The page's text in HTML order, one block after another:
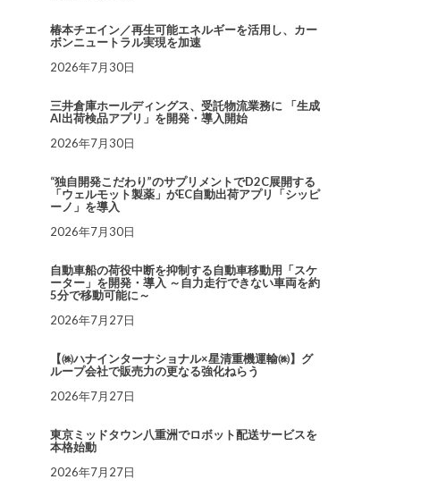
椿本チエイン／再生可能エネルギーを活用し、カー
ボンニュートラル実現を加速
2026年7月30日
三井倉庫ホールディングス、受託物流業務に 「生成
AI出荷検品アプリ」を開発・導入開始
2026年7月30日
“独自開発こだわり”のサプリメントでD2C展開する
「ウェルモット製薬」がEC自動出荷アプリ「シッピ
ーノ」を導入
2026年7月30日
自動車船の荷役中断を抑制する自動車移動用「スケ
ーター」を開発・導入 ～自力走行できない車両を約
5分で移動可能に～
2026年7月27日
【㈱ハナインターナショナル×星清重機運輸㈱】グ
ループ会社で販売力の更なる強化ねらう
2026年7月27日
東京ミッドタウン八重洲でロボット配送サービスを
本格始動
2026年7月27日